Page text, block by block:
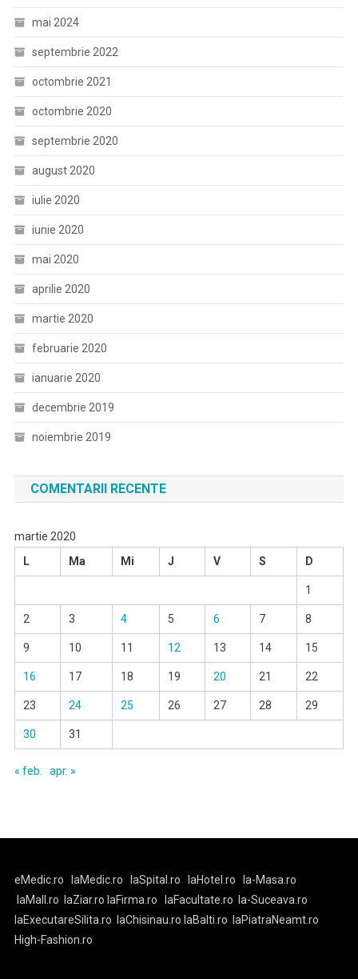
mai 2024
septembrie 2022
octombrie 2021
octombrie 2020
septembrie 2020
august 2020
iulie 2020
iunie 2020
mai 2020
aprilie 2020
martie 2020
februarie 2020
ianuarie 2020
decembrie 2019
noiembrie 2019
COMENTARII RECENTE
martie 2020
L
Ma Mi J V S D
1
2 3 4 5 6 7 8
9 10 11 12 13 14 15
16 17 18 19 20 21 22
23 24 25 26 27 28 29
30 31
« feb. apr. »
eMedic.ro laMedic.ro laSpital.ro laHotel.ro
la-Masa.ro
laMall.ro
laZiar.ro laFirma.ro laFacultate.ro
la-Suceava.ro
laExecutareSilita.ro
laChisinau.ro laBalti.ro
laPiatraNeamt.ro
High-Fashion.ro